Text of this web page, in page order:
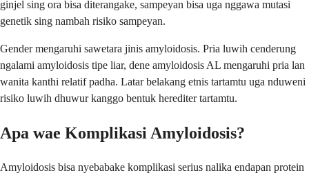
ginjel sing ora bisa diterangake, sampeyan bisa uga nggawa mutasi
genetik sing nambah risiko sampeyan.
Gender mengaruhi sawetara jinis amyloidosis. Pria luwih cenderung
ngalami amyloidosis tipe liar, dene amyloidosis AL mengaruhi pria lan
wanita kanthi relatif padha. Latar belakang etnis tartamtu uga nduweni
risiko luwih dhuwur kanggo bentuk herediter tartamtu.
Apa wae Komplikasi Amyloidosis?
Amyloidosis bisa nyebabake komplikasi serius nalika endapan protein